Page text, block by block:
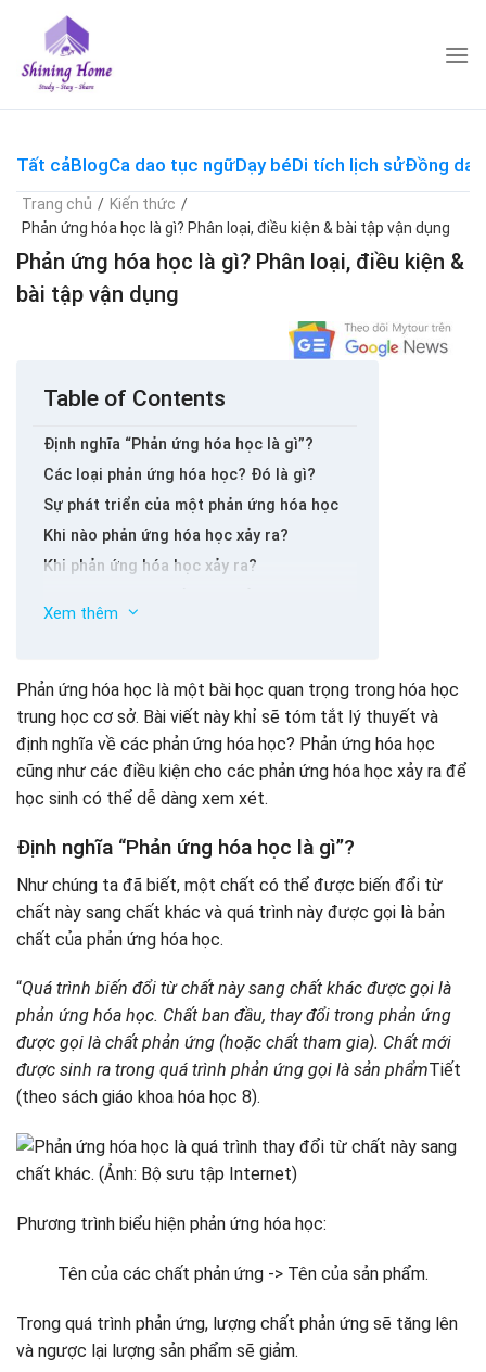
content
Tất cảBlogCa dao tục ngữDạy béDi tích lịch sửĐồng dao
Trang chủ / Kiến thức /
Phản ứng hóa học là gì? Phân loại, điều kiện & bài tập vận dụng
Phản ứng hóa học là gì? Phân loại, điều kiện &
bài tập vận dụng
Table of Contents
Định nghĩa “Phản ứng hóa học là gì”?
Các loại phản ứng hóa học? Đó là gì?
Sự phát triển của một phản ứng hóa học
Khi nào phản ứng hóa học xảy ra?
Khi phản ứng hóa học xảy ra?
Xem thêm
Phản ứng hóa học là một bài học quan trọng trong hóa học
trung học cơ sở. Bài viết này khỉ sẽ tóm tắt lý thuyết và
định nghĩa về các phản ứng hóa học? Phản ứng hóa học
cũng như các điều kiện cho các phản ứng hóa học xảy ra để
học sinh có thể dễ dàng xem xét.
Định nghĩa “Phản ứng hóa học là gì”?
Như chúng ta đã biết, một chất có thể được biến đổi từ
chất này sang chất khác và quá trình này được gọi là bản
chất của phản ứng hóa học.
“Quá trình biến đổi từ chất này sang chất khác được gọi là
phản ứng hóa học. Chất ban đầu, thay đổi trong phản ứng
được gọi là chất phản ứng (hoặc chất tham gia). Chất mới
được sinh ra trong quá trình phản ứng gọi là sản phẩmTiết
(theo sách giáo khoa hóa học 8).
Phương trình biểu hiện phản ứng hóa học:
Tên của các chất phản ứng -> Tên của sản phẩm.
Trong quá trình phản ứng, lượng chất phản ứng sẽ tăng lên
và ngược lại lượng sản phẩm sẽ giảm.